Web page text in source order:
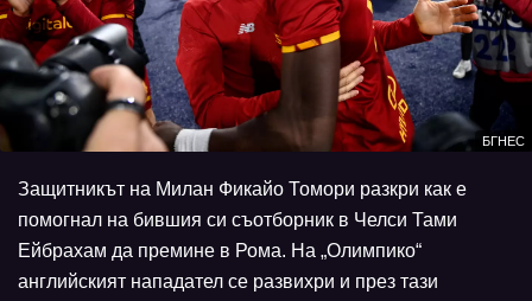
БГНЕС
Защитникът на Милан Фикайо Томори разкри как е
помогнал на бившия си съотборник в Челси Тами
Ейбрахам да премине в Рома. На „Олимпико“
английският нападател се развихри и през тази